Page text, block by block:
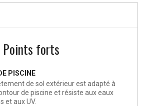
Points forts
PISCINE
de sol extérieur est adapté à
de piscine et résiste aux eaux
et aux UV.